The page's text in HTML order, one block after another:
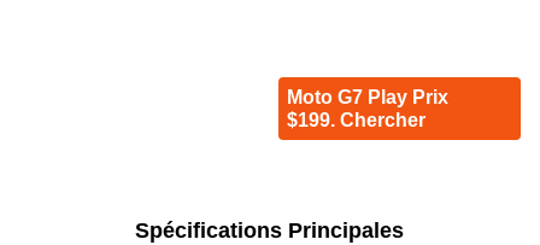
Moto G7 Play Prix
$199. Chercher
Spécifications Principales